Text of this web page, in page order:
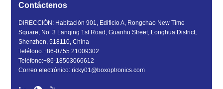
Contáctenos
DIRECCIÓN: Habitación 901, Edificio A, Rongchao New Time
Square, No. 3 Lanqing 1st Road, Guanhu Street, Longhua District,
Shenzhen, 518110, China
Teléfono:+86-0755 21009302
Teléfono:+86-18503066612
Correo electrónico:ricky01@boxoptronics.com